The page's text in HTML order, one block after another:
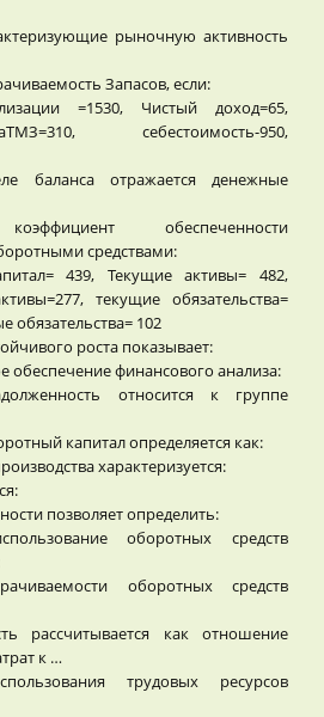
рыночную активность
Запасов, если:
=1530, Чистый доход=65,
себестоимость-950,
баланса отражается денежные
обеспеченности
средствами:
439, Текущие активы= 482,
текущие обязательства=
обязательства= 102
роста показывает:
финансового анализа:
относится к группе
капитал определяется как:
характеризуется:
позволяет определить:
оборотных средств
оборотных средств
рассчитывается как отношение
к …
трудовых ресурсов